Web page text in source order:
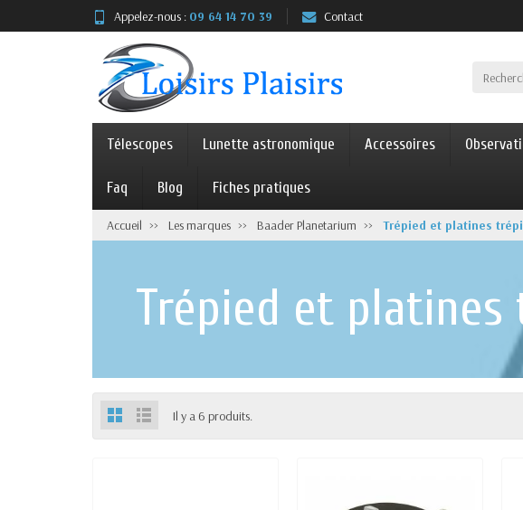
Appelez-nous : 09 64 14 70 39 Contact
Télescopes Lunette astronomique Accessoires
Faq Blog Fiches pratiques
Accueil Les marques Baader Planetarium Trépied et platines
Trépied et platines
Il y a 6 produits.